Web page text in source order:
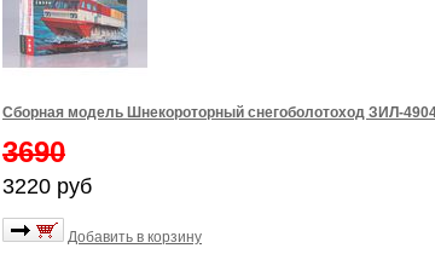
Сборная модель Шнекороторный снегоболотоход ЗИЛ-
3690
3220 руб
Добавить в корзину